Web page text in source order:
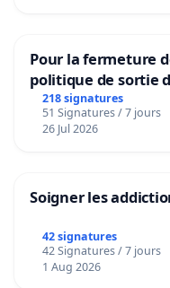
Pour la fermeture
politique de sortie
218 signatures
51 Signatures / 7 jours
26 Jul 2026
Soigner les
42 signatures
42 Signatures / 7 jours
1 Aug 2026